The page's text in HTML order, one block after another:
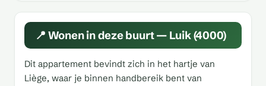
📍 Wonen in deze buurt — Luik (4000)
Dit appartement bevindt zich in het hartje van
Liège, waar je binnen handbereik bent van